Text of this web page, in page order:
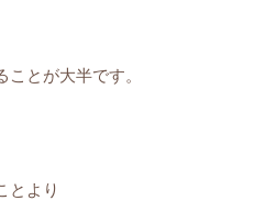
とが大半です。
とより